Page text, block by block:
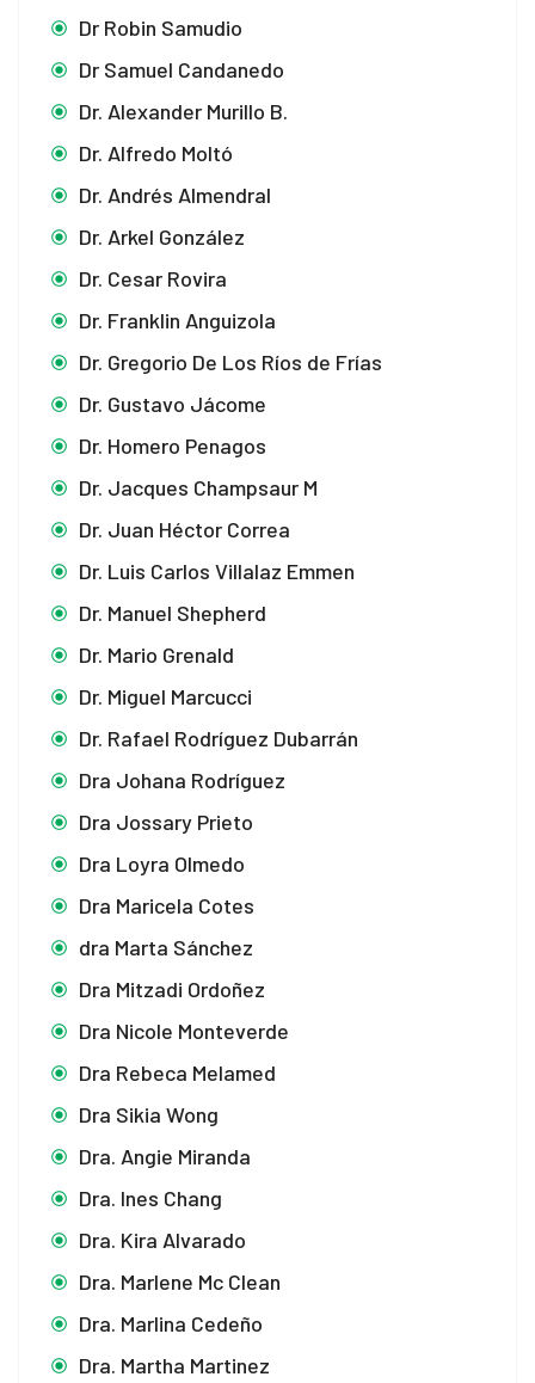
Dr Robin Samudio
Dr Samuel Candanedo
Dr. Alexander Murillo B.
Dr. Alfredo Moltó
Dr. Andrés Almendral
Dr. Arkel González
Dr. Cesar Rovira
Dr. Franklin Anguizola
Dr. Gregorio De Los Ríos de Frías
Dr. Gustavo Jácome
Dr. Homero Penagos
Dr. Jacques Champsaur M
Dr. Juan Héctor Correa
Dr. Luis Carlos Villalaz Emmen
Dr. Manuel Shepherd
Dr. Mario Grenald
Dr. Miguel Marcucci
Dr. Rafael Rodríguez Dubarrán
Dra Johana Rodríguez
Dra Jossary Prieto
Dra Loyra Olmedo
Dra Maricela Cotes
dra Marta Sánchez
Dra Mitzadi Ordoñez
Dra Nicole Monteverde
Dra Rebeca Melamed
Dra Sikia Wong
Dra. Angie Miranda
Dra. Ines Chang
Dra. Kira Alvarado
Dra. Marlene Mc Clean
Dra. Marlina Cedeño
Dra. Martha Martinez